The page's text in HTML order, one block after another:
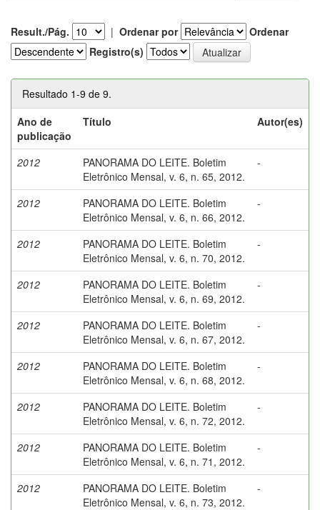
Result./Pág. | Ordenar por
Ordenar
Registro(s)
Resultado 1-9 de 9.
Ano de
publicação
Título Autor(es)
2012
PANORAMA DO LEITE. Boletim
Eletrônico Mensal, v. 6, n. 65, 2012.
-
2012
PANORAMA DO LEITE. Boletim
Eletrônico Mensal, v. 6, n. 66, 2012.
-
2012
PANORAMA DO LEITE. Boletim
Eletrônico Mensal, v. 6, n. 70, 2012.
-
2012
PANORAMA DO LEITE. Boletim
Eletrônico Mensal, v. 6, n. 69, 2012.
-
2012
PANORAMA DO LEITE. Boletim
Eletrônico Mensal, v. 6, n. 67, 2012.
-
2012
PANORAMA DO LEITE. Boletim
Eletrônico Mensal, v. 6, n. 68, 2012.
-
2012
PANORAMA DO LEITE. Boletim
Eletrônico Mensal, v. 6, n. 72, 2012.
-
2012
PANORAMA DO LEITE. Boletim
Eletrônico Mensal, v. 6, n. 71, 2012.
-
2012
PANORAMA DO LEITE. Boletim
Eletrônico Mensal, v. 6, n. 73, 2012.
-